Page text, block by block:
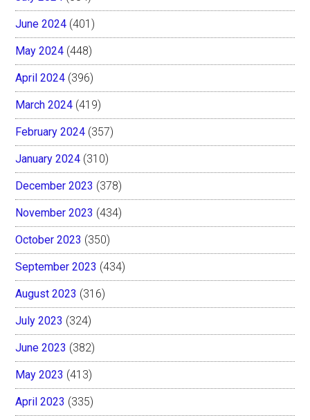
June 2024 (401)
May 2024 (448)
April 2024 (396)
March 2024 (419)
February 2024 (357)
January 2024 (310)
December 2023 (378)
November 2023 (434)
October 2023 (350)
September 2023 (434)
August 2023 (316)
July 2023 (324)
June 2023 (382)
May 2023 (413)
April 2023 (335)